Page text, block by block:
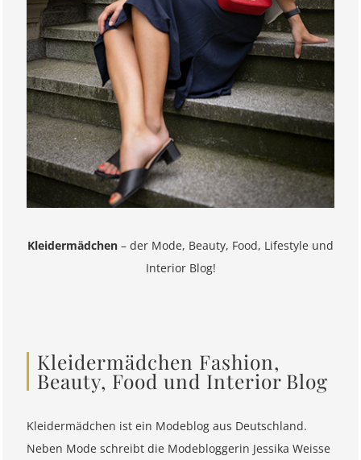
Kleidermädchen – der Mode, Beauty, Food, Lifestyle und
Interior Blog!
Kleidermädchen Fashion,
Beauty, Food und Interior Blog
Kleidermädchen ist ein Modeblog aus Deutschland.
Neben Mode schreibt die Modebloggerin Jessika Weisse